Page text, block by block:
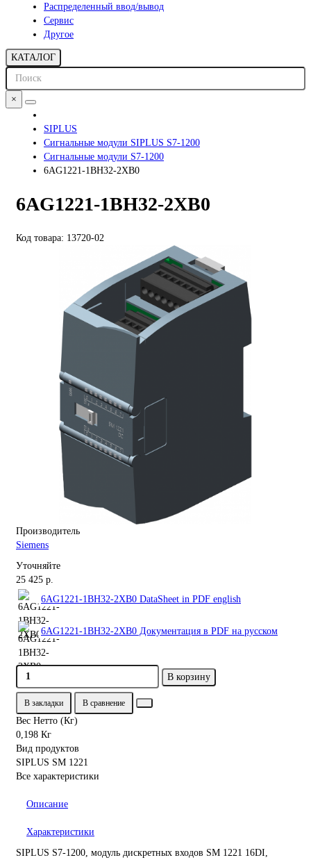
Распределенный ввод/вывод
Сервис
Другое
КАТАЛОГ
×
SIPLUS
Сигнальные модули SIPLUS S7-1200
Сигнальные модули S7-1200
6AG1221-1BH32-2XB0
6AG1221-1BH32-2XB0
Код товара: 13720-02
Производитель
Siemens
Уточняйте
25 425 р.
6AG1221-1BH32-2XB0 DataSheet in PDF english
6AG1221-1BH32-2XB0 Документация в PDF на русском
В корзину
В закладки В сравнение
Вес Нетто (Кг)
0,198 Кг
Вид продуктов
SIPLUS SM 1221
Все характеристики
Описание
Характеристики
SIPLUS S7-1200, модуль дискретных входов SM 1221 16DI,